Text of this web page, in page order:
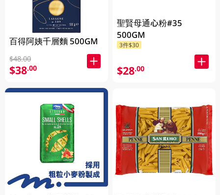
百得阿姨千層麵 500GM
$48.00
$38.00
聖賢母通心粉#35
500GM
3件$30
$28.00